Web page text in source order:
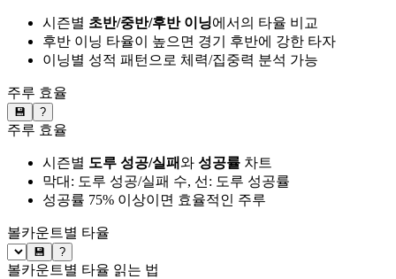
시즌별 초반/중반/후반 이닝에서의 타율 비교
후반 이닝 타율이 높으면 경기 후반에 강한 타자
이닝별 성적 패턴으로 체력/집중력 분석 가능
주루 효율
💾 ?
주루 효율
시즌별 도루 성공/실패와 성공률 차트
막대: 도루 성공/실패 수, 선: 도루 성공률
성공률 75% 이상이면 효율적인 주루
볼카운트별 타율
💾 ?
볼카운트별 타율 읽는 법